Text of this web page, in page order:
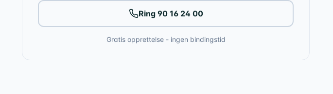
Ring 90 16 24 00
Gratis opprettelse - ingen bindingstid